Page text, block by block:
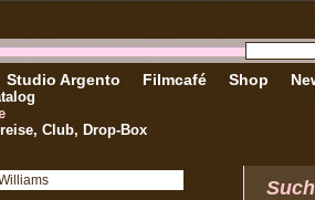
Club, Drop-Box
Studio Argento Filmcafé Shop